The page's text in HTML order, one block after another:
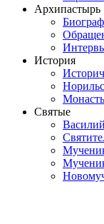
Архипастырь
История
Святые